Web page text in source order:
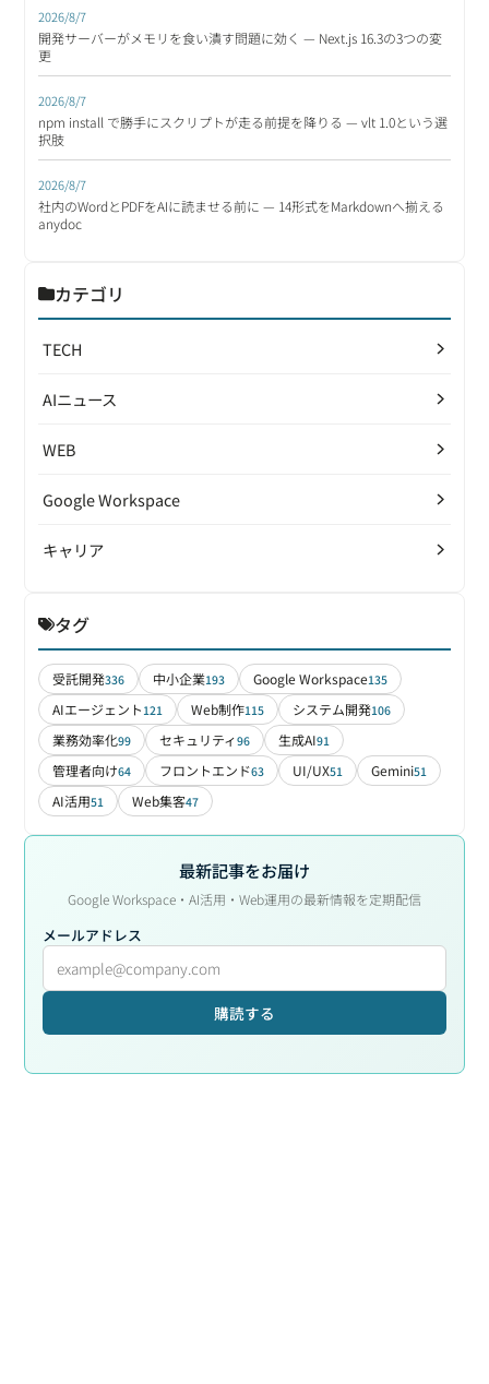
2026/8/7
開発サーバーがメモリを食い潰す問題に効く — Next.js 16.3の3つの変
更
2026/8/7
npm install で勝手にスクリプトが走る前提を降りる — vlt 1.0という選
択肢
2026/8/7
社内のWordとPDFをAIに読ませる前に — 14形式をMarkdownへ揃える
anydoc
カテゴリ
TECH
AIニュース
WEB
Google Workspace
キャリア
タグ
受託開発336 中小企業193 Google Workspace135
AIエージェント 121 Web制作115 システム開発106
業務効率化99 セキュリティ96 生成AI91
管理者向け64 フロントエンド63 UI/UX51 Gemini51
AI活用51 Web集客47
最新記事をお届け
Google Workspace・AI活用・Web運用の最新情報を定期配信
メールアドレス
購読する